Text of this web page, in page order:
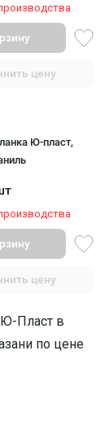
цену
Ю-пласт,
цену
Ю-Пласт в
по цене